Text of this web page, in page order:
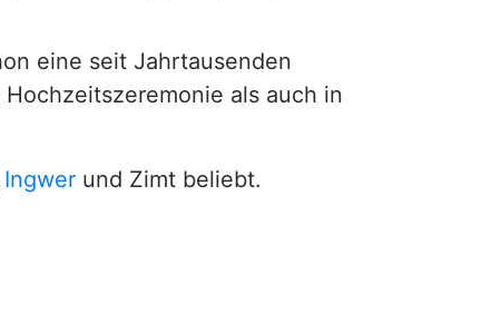
eine seit Jahrtausenden
als auch in
Ingwer und Zimt beliebt.